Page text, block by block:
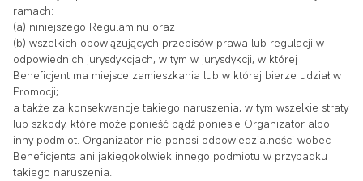
ramach:
(a) niniejszego Regulaminu oraz
(b) wszelkich obowiązujących przepisów prawa lub regulacji w
odpowiednich jurysdykcjach, w tym w jurysdykcji, w której
Beneficjent ma miejsce zamieszkania lub w której bierze udział w
Promocji;
a także za konsekwencje takiego naruszenia, w tym wszelkie straty
lub szkody, które może ponieść bądź poniesie Organizator albo
inny podmiot. Organizator nie ponosi odpowiedzialności wobec
Beneficjenta ani jakiegokolwiek innego podmiotu w przypadku
takiego naruszenia.